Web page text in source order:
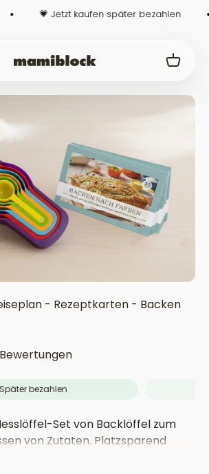
💗 Jetzt kaufen später bezahlen
öffnen
mamiblock-Shop
- Rezeptkarten - Backen
Später bezahlen
Set von Backlöffel zum
von Zutaten. Platzsparend
reinigen und ideal zum Backen,